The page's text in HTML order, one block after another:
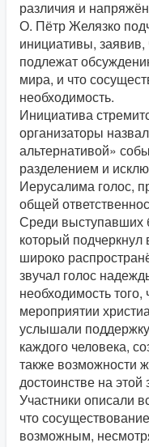
различия и
О. Пётр Желязко
инициативы,
подлежат
мира, и что
необходимость.
Инициатива
организаторы
альтернативой»
разделением и
Иерусалима голос,
общей
Среди выступавших
который подчеркнул
широко
звучал голос
необходимость
мероприятии
услышали
каждого человека,
также возможности
достоинстве на этой
Участники описали
что
возможным,